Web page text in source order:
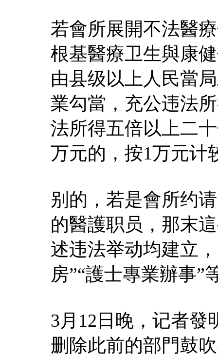
若會所展開不法醫
根基醫療卫生與康
由县级以上人民當
業勾當，充公违法
法所得五倍以上二
万元的，按1万元计
别的，若是會所约
的醫護职员，那末
述违法举动均建立
房”“護士專業辦事”
3月12日晚，记者發
删除此前的部門鼓